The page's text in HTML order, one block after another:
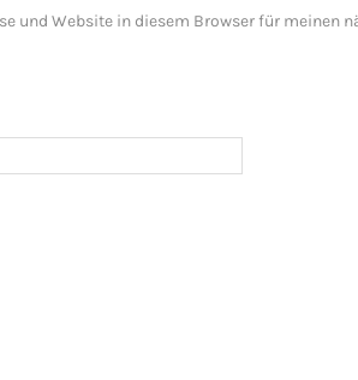
und Website in diesem Browser für meinen